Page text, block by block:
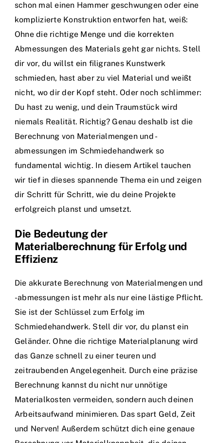
schon mal einen Hammer geschwungen oder eine
komplizierte Konstruktion entworfen hat, weiß:
Ohne die richtige Menge und die korrekten
Abmessungen des Materials geht gar nichts. Stell
dir vor, du willst ein filigranes Kunstwerk
schmieden, hast aber zu viel Material und weißt
nicht, wo dir der Kopf steht. Oder noch schlimmer:
Du hast zu wenig, und dein Traumstück wird
niemals Realität. Richtig? Genau deshalb ist die
Berechnung von Materialmengen und -
abmessungen im Schmiedehandwerk so
fundamental wichtig. In diesem Artikel tauchen
wir tief in dieses spannende Thema ein und zeigen
dir Schritt für Schritt, wie du deine Projekte
erfolgreich planst und umsetzt.
Die Bedeutung der
Materialberechnung für Erfolg und
Effizienz
Die akkurate Berechnung von Materialmengen und
-abmessungen ist mehr als nur eine lästige Pflicht.
Sie ist der Schlüssel zum Erfolg im
Schmiedehandwerk. Stell dir vor, du planst ein
Geländer. Ohne die richtige Materialplanung wird
das Ganze schnell zu einer teuren und
zeitraubenden Angelegenheit. Durch eine präzise
Berechnung kannst du nicht nur unnötige
Materialkosten vermeiden, sondern auch deinen
Arbeitsaufwand minimieren. Das spart Geld, Zeit
und Nerven! Außerdem schützt dich eine genaue